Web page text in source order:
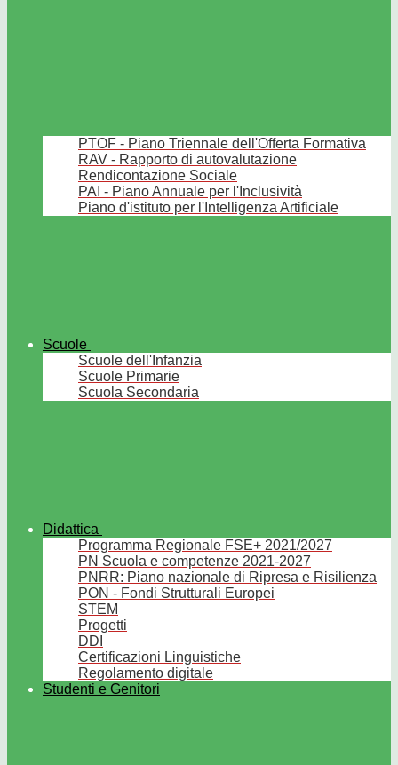
PTOF - Piano Triennale dell'Offerta Formativa
RAV - Rapporto di autovalutazione
Rendicontazione Sociale
PAI - Piano Annuale per l'Inclusività
Piano d'istituto per l'Intelligenza Artificiale
Scuole
Scuole dell'Infanzia
Scuole Primarie
Scuola Secondaria
Didattica
Programma Regionale FSE+ 2021/2027
PN Scuola e competenze 2021-2027
PNRR: Piano nazionale di Ripresa e Risilienza
PON - Fondi Strutturali Europei
STEM
Progetti
DDI
Certificazioni Linguistiche
Regolamento digitale
Studenti e Genitori